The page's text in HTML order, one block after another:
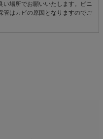
い場所でお願いいたします。ビニ
管はカビの原因となりますのでご